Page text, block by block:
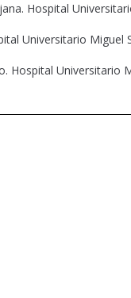
Hospital
Universitario Miguel
Hospital Universitario